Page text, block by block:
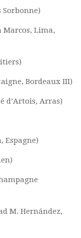
Sorbonne)
Marcos, Lima,
Bordeaux III)
d’Artois, Arras)
Espagne)
M. Hernández,